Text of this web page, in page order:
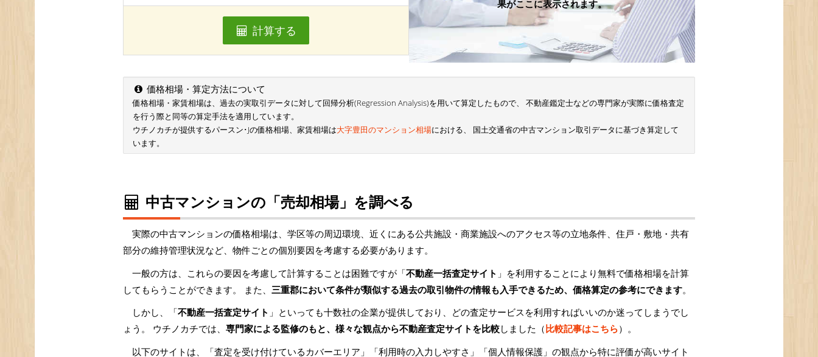
計算する
果がここに表示されます。
価格相場・算定方法について
価格相場・家賃相場は、過去の実取引データに対して回帰分析(Regression Analysis)を用いて算定したもので、 不動産鑑定士などの専門家が実際に価格査定
を行う際と同等の算定手法を適用しています。
ウチノカチが提供するパースン･Jの価格相場、家賃相場は大字豊田のマンション相場における、 国土交通省の中古マンション取引データに基づき算定して
います。
中古マンションの「売却相場」を調べる
実際の中古マンションの価格相場は、学区等の周辺環境、近くにある公共施設・商業施設へのアクセス等の立地条件、住戸・敷地・共有
部分の維持管理状況など、物件ごとの個別要因を考慮する必要があります。
一般の方は、これらの要因を考慮して計算することは困難ですが「不動産一括査定サイト 」を利用することにより無料で価格相場を計算
してもらうことができます。 また、 三重郡において条件が類似する過去の取引物件の情報も入手できるため、価格算定の参考にできます。
しかし、「不動産一括査定サイト 」といっても十数社の企業が提供しており、どの査定サービスを利用すればいいのか迷ってしまうでし
ょう。 ウチノカチでは、 専門家による監修のもと、様々な観点から不動産査定サイトを比較しました（比較記事はこちら）。
以下のサイトは、「査定を受け付けているカバーエリア」「利用時の入力しやすさ」「個人情報保護」の観点から特に評価が高いサイト